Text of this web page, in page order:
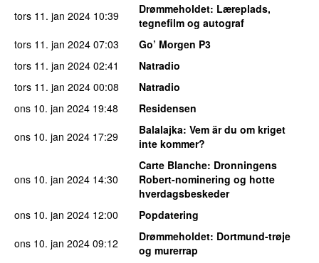
tors 11. jan 2024 10:39 Drømmeholdet: Læreplads,
tegnefilm og autograf
tors 11. jan 2024 07:03
Go’ Morgen P3
tors 11. jan 2024 02:41
Natradio
tors 11. jan 2024 00:08
Natradio
ons 10. jan 2024 19:48
Residensen
ons 10. jan 2024 17:29 Balalajka: Vem är du om kriget
inte kommer?
ons 10. jan 2024 14:30
Carte Blanche: Dronningens
Robert-nominering og hotte
hverdagsbeskeder
ons 10. jan 2024 12:00
Popdatering
ons 10. jan 2024 09:12 Drømmeholdet: Dortmund-trøje
og murerrap